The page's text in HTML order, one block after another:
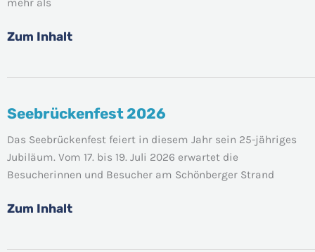
mehr als
Zum Inhalt
Seebrückenfest 2026
Das Seebrückenfest feiert in diesem Jahr sein 25-jähriges
Jubiläum. Vom 17. bis 19. Juli 2026 erwartet die
Besucherinnen und Besucher am Schönberger Strand
Seebrückenfest
Zum Inhalt